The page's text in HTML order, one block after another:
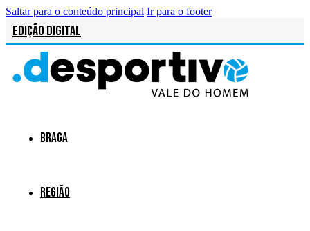
Saltar para o conteúdo principal Ir para o footer
Edição Digital
Braga
Região